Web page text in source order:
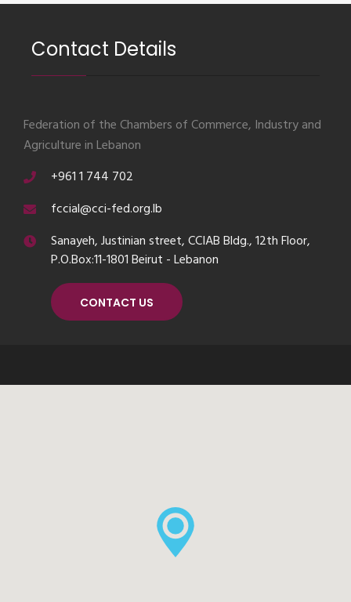
Contact Details
Federation of the Chambers of Commerce, Industry and
Agriculture in Lebanon
+961 1 744 702
fccial@cci-fed.org.lb
Sanayeh, Justinian street, CCIAB Bldg., 12th Floor,
P.O.Box:11-1801 Beirut - Lebanon
CONTACT US